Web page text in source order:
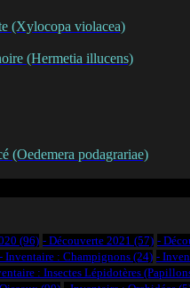
(Xylocopa violacea)
(Hermetia illucens)
(Oedemera podagrariae)
(96) - Découverte 2021 (57) -
- Inventaire : Champignons (24) -
: Insectes Lépidotères